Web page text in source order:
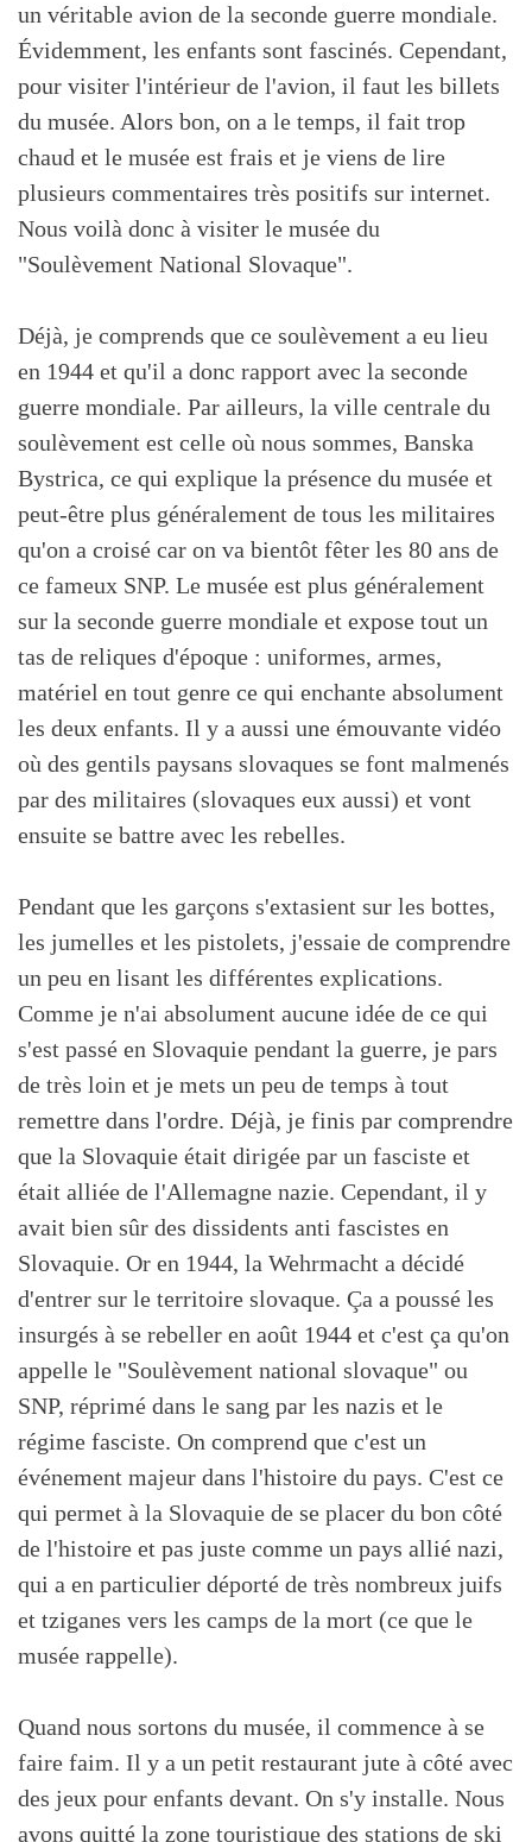
un véritable avion de la seconde guerre mondiale.
Évidemment, les enfants sont fascinés. Cependant,
pour visiter l'intérieur de l'avion, il faut les billets
du musée. Alors bon, on a le temps, il fait trop
chaud et le musée est frais et je viens de lire
plusieurs commentaires très positifs sur internet.
Nous voilà donc à visiter le musée du
"Soulèvement National Slovaque".
Déjà, je comprends que ce soulèvement a eu lieu
en 1944 et qu'il a donc rapport avec la seconde
guerre mondiale. Par ailleurs, la ville centrale du
soulèvement est celle où nous sommes, Banska
Bystrica, ce qui explique la présence du musée et
peut-être plus généralement de tous les militaires
qu'on a croisé car on va bientôt fêter les 80 ans de
ce fameux SNP. Le musée est plus généralement
sur la seconde guerre mondiale et expose tout un
tas de reliques d'époque : uniformes, armes,
matériel en tout genre ce qui enchante absolument
les deux enfants. Il y a aussi une émouvante vidéo
où des gentils paysans slovaques se font malmenés
par des militaires (slovaques eux aussi) et vont
ensuite se battre avec les rebelles.
Pendant que les garçons s'extasient sur les bottes,
les jumelles et les pistolets, j'essaie de comprendre
un peu en lisant les différentes explications.
Comme je n'ai absolument aucune idée de ce qui
s'est passé en Slovaquie pendant la guerre, je pars
de très loin et je mets un peu de temps à tout
remettre dans l'ordre. Déjà, je finis par comprendre
que la Slovaquie était dirigée par un fasciste et
était alliée de l'Allemagne nazie. Cependant, il y
avait bien sûr des dissidents anti fascistes en
Slovaquie. Or en 1944, la Wehrmacht a décidé
d'entrer sur le territoire slovaque. Ça a poussé les
insurgés à se rebeller en août 1944 et c'est ça qu'on
appelle le "Soulèvement national slovaque" ou
SNP, réprimé dans le sang par les nazis et le
régime fasciste. On comprend que c'est un
événement majeur dans l'histoire du pays. C'est ce
qui permet à la Slovaquie de se placer du bon côté
de l'histoire et pas juste comme un pays allié nazi,
qui a en particulier déporté de très nombreux juifs
et tziganes vers les camps de la mort (ce que le
musée rappelle).
Quand nous sortons du musée, il commence à se
faire faim. Il y a un petit restaurant jute à côté avec
des jeux pour enfants devant. On s'y installe. Nous
avons quitté la zone touristique des stations de ski